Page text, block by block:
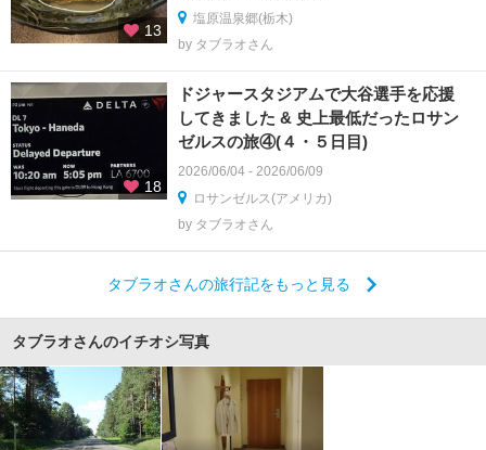
13
塩原温泉郷(栃木)
by タブラオさん
18
ドジャースタジアムで大谷選手を応援
してきました & 史上最低だったロサン
ゼルスの旅④(４・５日目)
2026/06/04 - 2026/06/09
ロサンゼルス(アメリカ)
by タブラオさん
タブラオさんの旅行記をもっと見る
タブラオさんのイチオシ写真